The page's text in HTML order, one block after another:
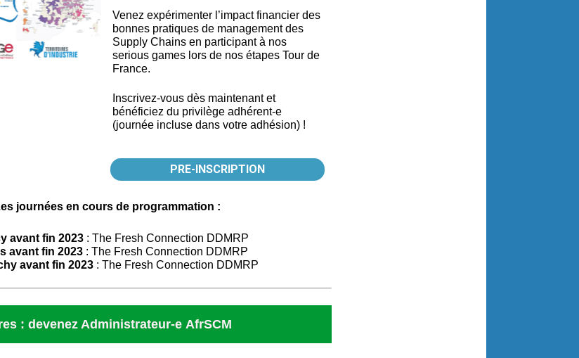
Venez expérimenter l’impact financier des
bonnes pratiques de management des
Supply Chains en participant à nos
serious games lors de nos étapes Tour de
France.
Inscrivez-vous dès maintenant et
bénéficiez du privilège adhérent-e
(journée incluse dans votre adhésion) !
PRE-INSCRIPTION
journées en cours de programmation :
avant fin 2023 : The Fresh Connection DDMRP
avant fin 2023 : The Fresh Connection DDMRP
avant fin 2023 : The Fresh Connection DDMRP
: devenez Administrateur-e AfrSCM